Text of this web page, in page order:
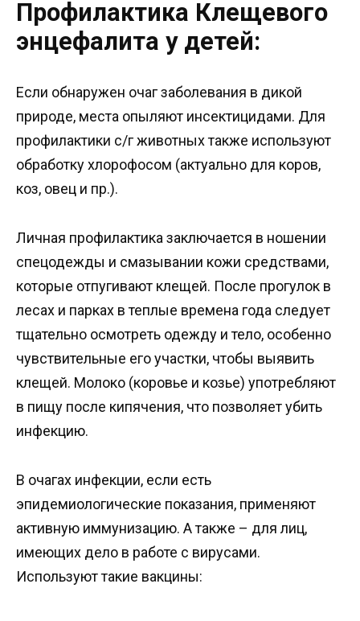
Профилактика Клещевого
энцефалита у детей:
Если обнаружен очаг заболевания в дикой
природе, места опыляют инсектицидами. Для
профилактики с/г животных также используют
обработку хлорофосом (актуально для коров,
коз, овец и пр.).
Личная профилактика заключается в ношении
спецодежды и смазывании кожи средствами,
которые отпугивают клещей. После прогулок в
лесах и парках в теплые времена года следует
тщательно осмотреть одежду и тело, особенно
чувствительные его участки, чтобы выявить
клещей. Молоко (коровье и козье) употребляют
в пищу после кипячения, что позволяет убить
инфекцию.
В очагах инфекции, если есть
эпидемиологические показания, применяют
активную иммунизацию. А также – для лиц,
имеющих дело в работе с вирусами.
Используют такие вакцины: